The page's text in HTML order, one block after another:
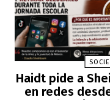
Haidt pide a
en redes